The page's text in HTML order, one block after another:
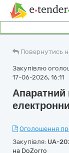
Повернутись
Закупівлю
17-06-2026, 16:11
Апаратний
Оголошення
Закупівля: UA-
на DoZorro